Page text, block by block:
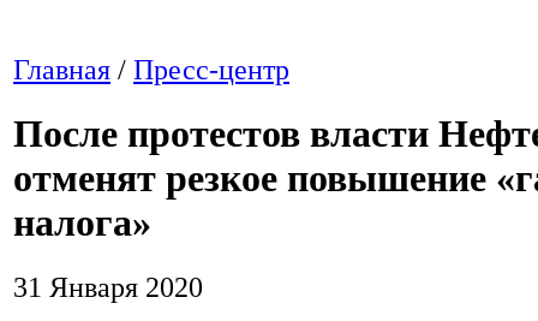
Главная / Пресс-центр
После протестов власти
отменят резкое повышение
налога»
31 Января 2020